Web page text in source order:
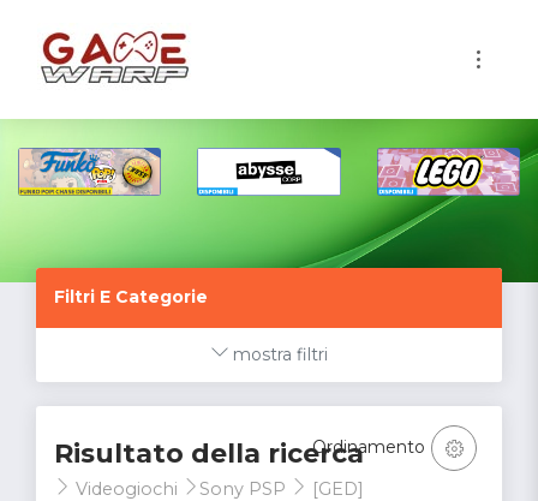
Filtri E Categorie
mostra filtri
Risultato della ricerca
Videogiochi Sony PSP [GED]
Ordinamento